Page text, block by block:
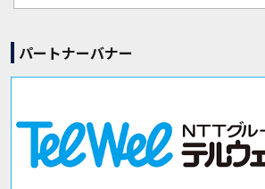
パートナーバナー